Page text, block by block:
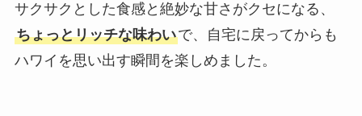
サクサクとした食感と絶妙な甘さがクセになる、
ちょっとリッチな味わいで、自宅に戻ってからも
ハワイを思い出す瞬間を楽しめました。